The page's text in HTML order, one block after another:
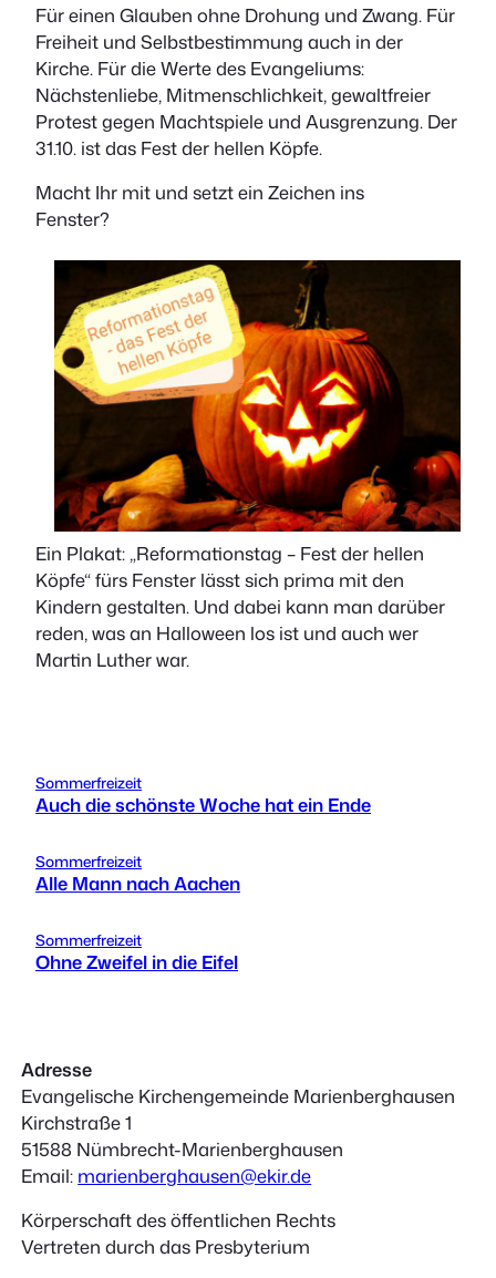
Für einen Glauben ohne Drohung und Zwang. Für
Freiheit und Selbstbestimmung auch in der
Kirche. Für die Werte des Evangeliums:
Nächstenliebe, Mitmenschlichkeit, gewaltfreier
Protest gegen Machtspiele und Ausgrenzung. Der
31.10. ist das Fest der hellen Köpfe.
Macht Ihr mit und setzt ein Zeichen ins
Fenster?
Ein Plakat: „Reformationstag – Fest der hellen
Köpfe“ fürs Fenster lässt sich prima mit den
Kindern gestalten. Und dabei kann man darüber
reden, was an Halloween los ist und auch wer
Martin Luther war.
Sommerfreizeit
Auch die schönste Woche hat ein Ende
Sommerfreizeit
Alle Mann nach Aachen
Sommerfreizeit
Ohne Zweifel in die Eifel
Adresse
Evangelische Kirchengemeinde Marienberghausen
Kirchstraße 1
51588 Nümbrecht-Marienberghausen
Email: marienberghausen@ekir.de
Körperschaft des öffentlichen Rechts
Vertreten durch das Presbyterium